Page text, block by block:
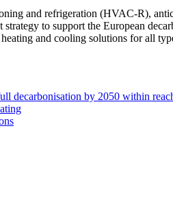
and refrigeration (HVAC-R),
to support the European
and cooling solutions for all
decarbonisation by 2050 within